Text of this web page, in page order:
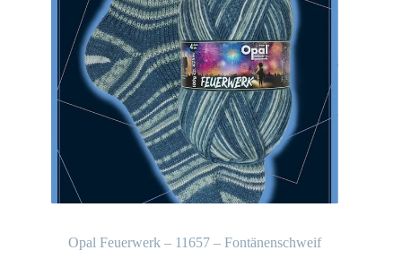
Opal Feuerwerk – 11657 – Fontänenschweif